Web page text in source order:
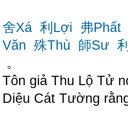
舍Xá 利Lợi 弗Phất
Văn 殊Thù 師Sư
。
Tôn giả Thu Lộ Tử
Diệu Cát Tường